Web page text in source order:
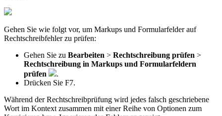
Gehen Sie wie folgt vor, um Markups und Formularfelder auf
Rechtschreibfehler zu prüfen:
Gehen Sie zu Bearbeiten > Rechtschreibung prüfen >
Rechtschreibung in Markups und Formularfeldern
prüfen
.
Drücken Sie F7.
Während der Rechtschreibprüfung wird jedes falsch geschriebene
Wort im Kontext zusammen mit einer Reihe von Optionen zum